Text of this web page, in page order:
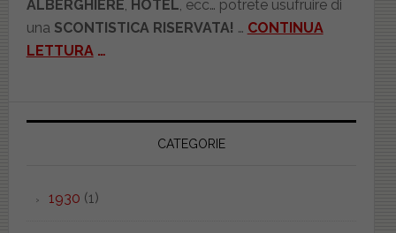
ALBERGHIERE HOTEL , ecc… potrete usufruire di
una SCONTISTICA RISERVATA! … CONTINUA
LETTURA …
CATEGORIE
1930 (1)